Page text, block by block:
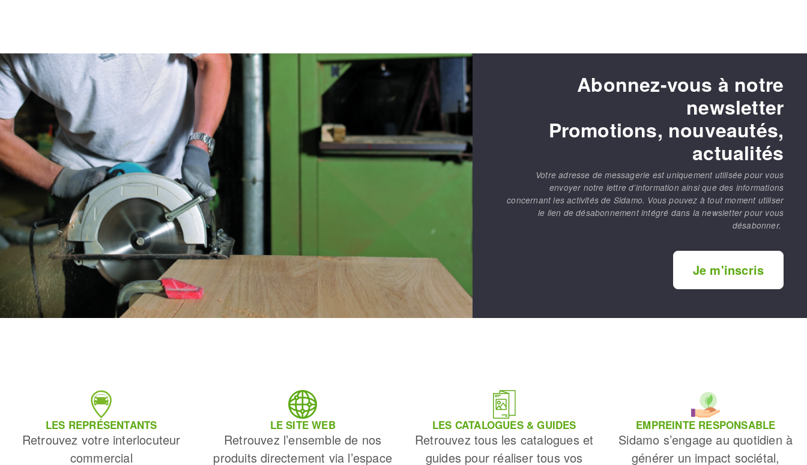
OUTILS COUPANTS
Fraises scies
Rubans
Fraise HSS
Forets métaux
Abonnez-vous à notre
newsletter
Promotions, nouveautés,
actualités
Votre adresse de messagerie est uniquement utilisée pour vous
envoyer notre lettre d’information ainsi que des informations
concernant les activités de Sidamo. Vous pouvez à tout moment utiliser
le lien de désabonnement intégré dans la newsletter pour vous
désabonner.
Je m'inscris
LES REPRÉSENTANTS
Retrouvez votre interlocuteur
commercial
LE SITE WEB
Retrouvez l’ensemble de nos
produits directement via l’espace
LES CATALOGUES & GUIDES
Retrouvez tous les catalogues et
guides pour réaliser tous vos
EMPREINTE RESPONSABLE
Sidamo s’engage au quotidien à
générer un impact sociétal,